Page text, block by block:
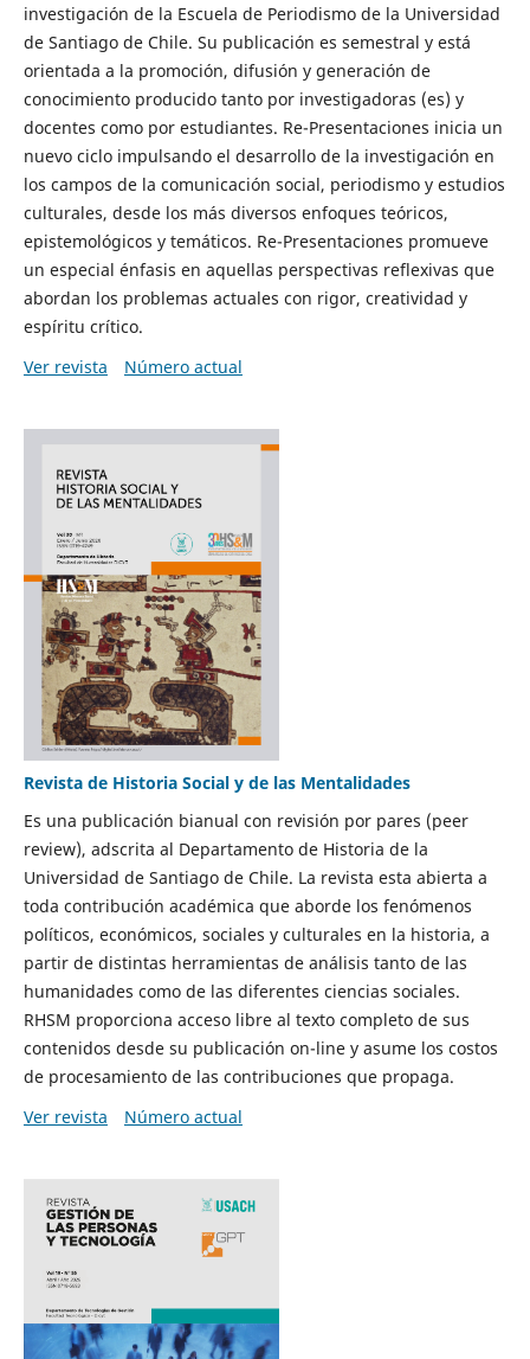
investigación de la Escuela de Periodismo de la Universidad
de Santiago de Chile. Su publicación es semestral y está
orientada a la promoción, difusión y generación de
conocimiento producido tanto por investigadoras (es) y
docentes como por estudiantes. Re-Presentaciones inicia un
nuevo ciclo impulsando el desarrollo de la investigación en
los campos de la comunicación social, periodismo y estudios
culturales, desde los más diversos enfoques teóricos,
epistemológicos y temáticos. Re-Presentaciones promueve
un especial énfasis en aquellas perspectivas reflexivas que
abordan los problemas actuales con rigor, creatividad y
espíritu crítico.
Ver revista
Número actual
Revista de Historia Social y de las Mentalidades
Es una publicación bianual con revisión por pares (peer
review), adscrita al Departamento de Historia de la
Universidad de Santiago de Chile. La revista esta abierta a
toda contribución académica que aborde los fenómenos
políticos, económicos, sociales y culturales en la historia, a
partir de distintas herramientas de análisis tanto de las
humanidades como de las diferentes ciencias sociales.
RHSM proporciona acceso libre al texto completo de sus
contenidos desde su publicación on-line y asume los costos
de procesamiento de las contribuciones que propaga.
Ver revista
Número actual